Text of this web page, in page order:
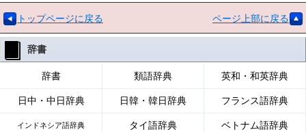
トップページに戻る ページ上部に戻る
辞書
辞書 類語辞典 英和・和英辞典
日中・中日辞典 日韓・韓日辞典 フランス語辞典
インドネシア語辞典 タイ語辞典 ベトナム語辞典